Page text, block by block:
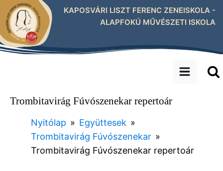
KAPOSVÁRI LISZT FERENC ZENEISKOLA -
ALAPFOKÚ MŰVÉSZETI ISKOLA
Trombitavirág Fúvószenekar repertoár
Nyitólap » Együttesek »
Trombitavirág Fúvószenekar »
Trombitavirág Fúvószenekar repertoár